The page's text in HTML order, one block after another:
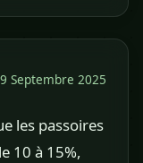
Septembre 2025
les passoires
10 à 15%,